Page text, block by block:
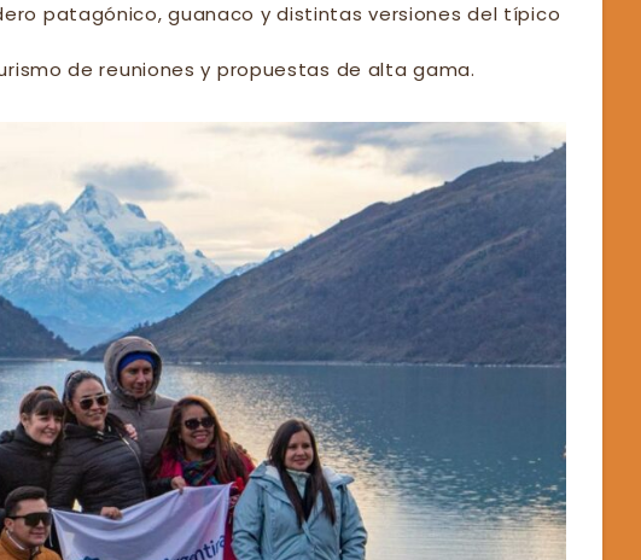
patagónico, guanaco y distintas versiones del típico
de reuniones y propuestas de alta gama.